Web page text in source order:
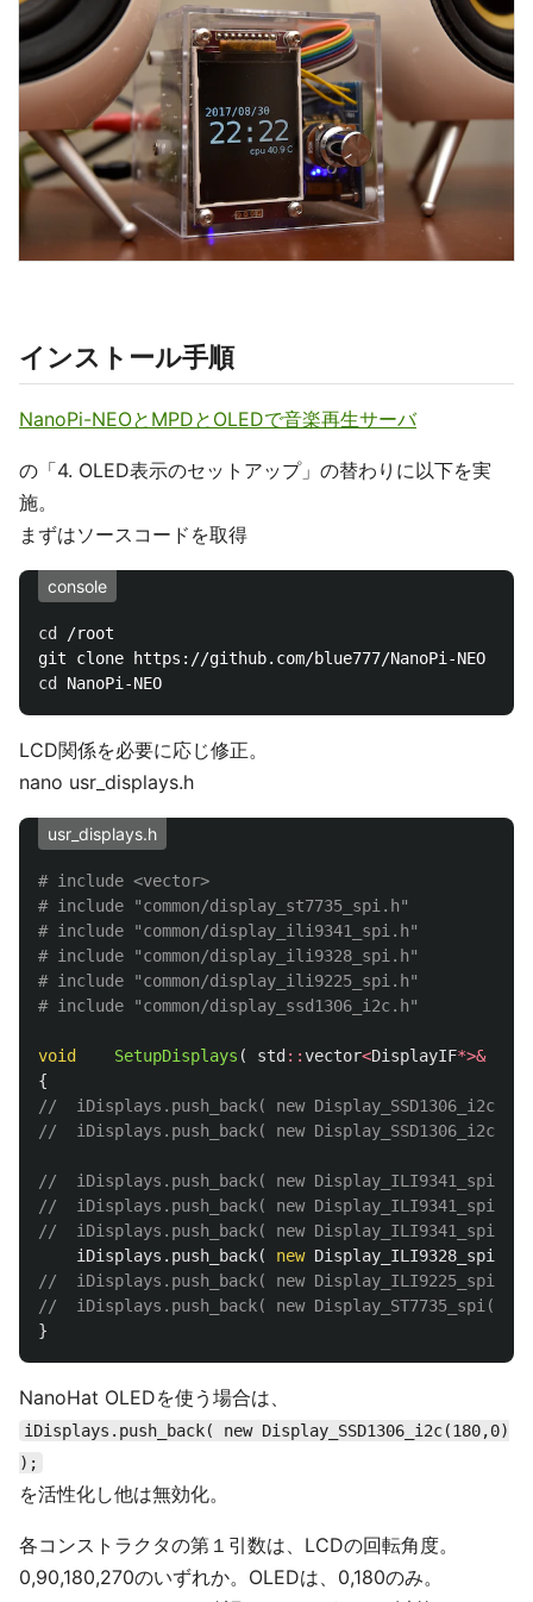
インストール手順
NanoPi-NEOとMPDとOLEDで音楽再生サーバ
の「4. OLED表示のセットアップ」の替わりに以下を実
施。
まずはソースコードを取得
console
cd
/root
cd
LCD関係を必要に応じ修正。
nano usr_displays.h
usr_displays.h
# include <vector>
# include "common/display_st7735_spi.h"
# include "common/display_ili9341_spi.h"
# include "common/display_ili9328_spi.h"
# include "common/display_ili9225_spi.h"
void SetupDisplays ( std ::vector<DisplayIF*>&
{
//	iDisplays.push_back( new
//	iDisplays.push_back( new
//	iDisplays.push_back( new
//	iDisplays.push_back( new
iDisplays . push_back( new
//	iDisplays.push_back( new
//	iDisplays.push_back( new
}
NanoHat OLEDを使う場合は、
iDisplays.push_back( new Display_SSD1306_i2c(180,0)
);
を活性化し他は無効化。
各コンストラクタの第１引数は、LCDの回転角度。
0,90,180,270のいずれか。OLEDは、0,180のみ。